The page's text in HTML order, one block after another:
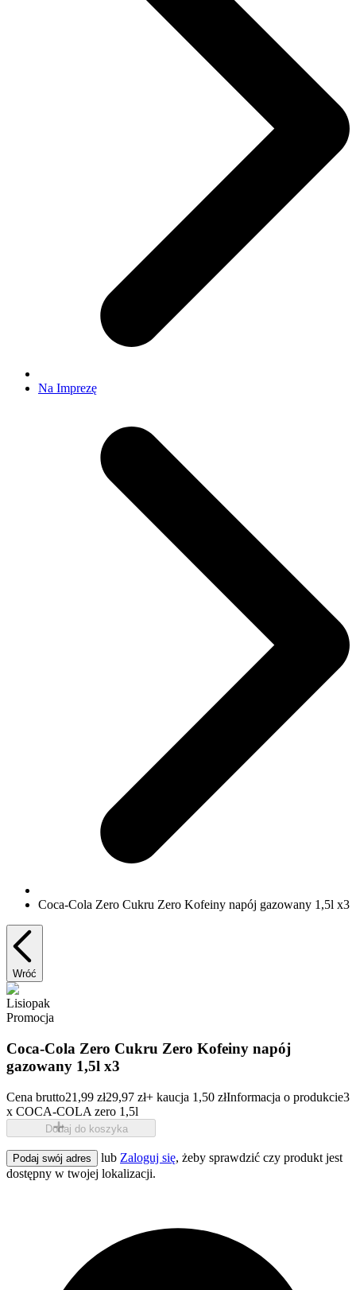
Na Imprezę
Coca-Cola Zero Cukru Zero Kofeiny napój gazowany 1,5l x3
Wróć
Lisiopak
Promocja
Coca-Cola Zero Cukru Zero Kofeiny napój
gazowany 1,5l x3
Cena brutto21,99 zł29,97 zł+ kaucja 1,50 złInformacja o produkcie3
x COCA-COLA zero 1,5l
Dodaj do koszyka
Podaj swój adres lub Zaloguj się, żeby sprawdzić czy produkt jest
dostępny w twojej lokalizacji.